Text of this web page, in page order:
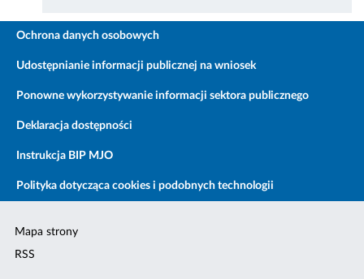
Ochrona danych osobowych
Udostępnianie informacji publicznej na wniosek
Ponowne wykorzystywanie informacji sektora publicznego
Deklaracja dostępności
Instrukcja BIP MJO
Polityka dotycząca cookies i podobnych technologii
Mapa strony
RSS